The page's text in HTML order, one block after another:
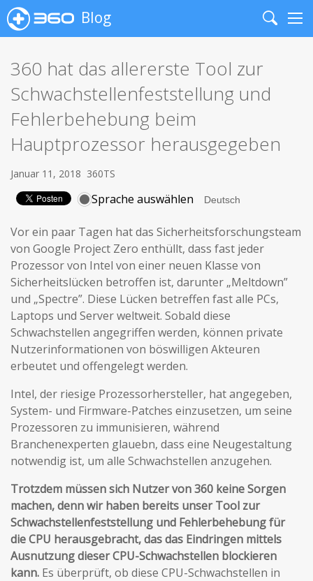
Blog
Search
360 hat das allererste Tool zur
Schwachstellenfeststellung und
Fehlerbehebung beim
Hauptprozessor herausgegeben
Januar 11, 2018 360TS
Sprache auswählen
Vor ein paar Tagen hat das Sicherheitsforschungsteam
von Google Project Zero enthüllt, dass fast jeder
Prozessor von Intel von einer neuen Klasse von
Sicherheitslücken betroffen ist, darunter „Meltdown”
und „Spectre”. Diese Lücken betreffen fast alle PCs,
Laptops und Server weltweit. Sobald diese
Schwachstellen angegriffen werden, können private
Nutzerinformationen von böswilligen Akteuren
erbeutet und offengelegt werden.
Intel, der riesige Prozessorhersteller, hat angegeben,
System- und Firmware-Patches einzusetzen, um seine
Prozessoren zu immunisieren, während
Branchenexperten glauebn, dass eine Neugestaltung
notwendig ist, um alle Schwachstellen anzugehen.
Trotzdem müssen sich Nutzer von 360 keine Sorgen
machen, denn wir haben bereits unser Tool zur
Schwachstellenfeststellung und Fehlerbehebung für
die CPU herausgebracht, das das Eindringen mittels
Ausnutzung dieser CPU-Schwachstellen blockieren
kann. Es überprüft, ob diese CPU-Schwachstellen in